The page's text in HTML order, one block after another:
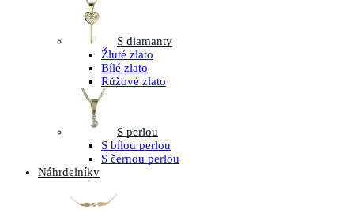
S diamanty
Žluté zlato
Bílé zlato
Růžové zlato
S perlou
S bílou perlou
S černou perlou
Náhrdelníky